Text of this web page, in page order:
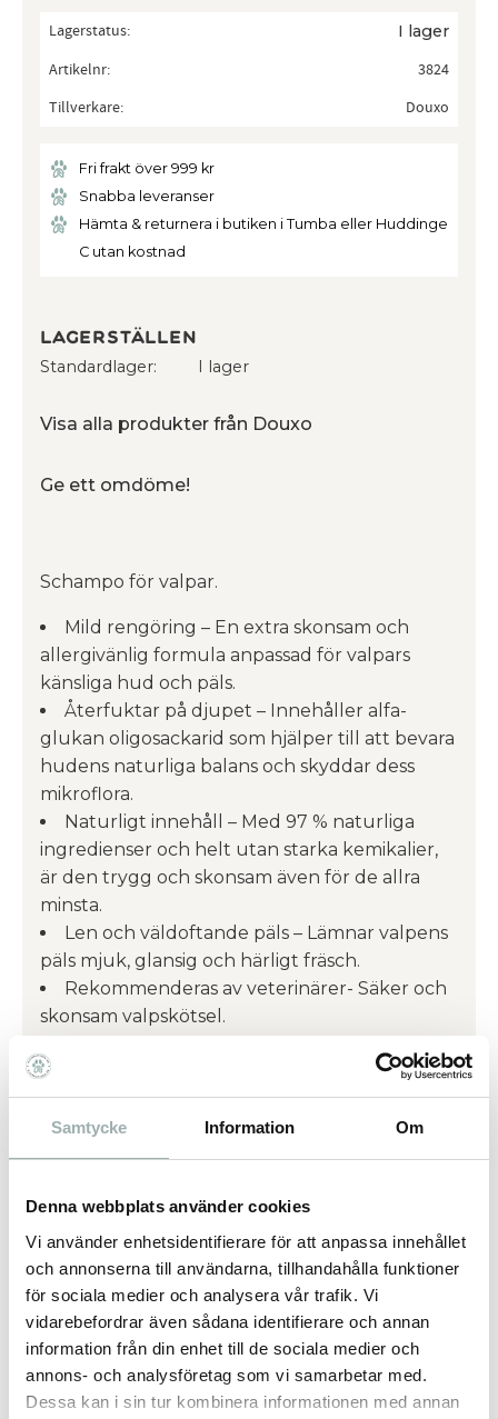
Samtycke Information Om
Denna webbplats använder cookies
Vi använder enhetsidentifierare för att anpassa innehållet
och annonserna till användarna, tillhandahålla funktioner
för sociala medier och analysera vår trafik. Vi
vidarebefordrar även sådana identifierare och annan
information från din enhet till de sociala medier och
annons- och analysföretag som vi samarbetar med.
Dessa kan i sin tur kombinera informationen med annan
Lagerstatus I lager
Artikelnr
3824
Tillverkare
Douxo
Fri frakt över 999 kr
Snabba leveranser
Hämta & returnera i butiken i Tumba eller Huddinge
C utan kostnad
Lagerställen
Standardlager I lager
Visa alla produkter från Douxo
Ge ett omdöme!
Schampo för valpar.
Mild rengöring – En extra skonsam och
allergivänlig formula anpassad för valpars
känsliga hud och päls.
Återfuktar på djupet – Innehåller alfa-
glukan oligosackarid som hjälper till att bevara
hudens naturliga balans och skyddar dess
mikroflora.
Naturligt innehåll – Med 97 % naturliga
ingredienser och helt utan starka kemikalier,
är den trygg och skonsam även för de allra
minsta.
Len och väldoftande päls – Lämnar valpens
päls mjuk, glansig och härligt fräsch.
Rekommenderas av veterinärer- Säker och
skonsam valpskötsel.
Beskrivning:
DOUXO® Skin & Coat Spa Ultra-Safe Puppy
Schampo är ett milt och skonsamt schampo
som rengör effektivt utan att irritera valpars
ingredienser återfuktar det varsamt och gör
pälsen mjuk, len och glansig.
Formulan är berikad med alfa-glukan
oligosackarid – en naturlig prebiotika som
hjälper till att bevara hudens balans och
främjar en frisk mikroflora.
Veterinärer rekommenderar produkten, och